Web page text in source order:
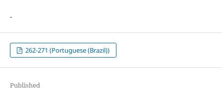
-
262-271 (Portuguese (Brazil))
Published